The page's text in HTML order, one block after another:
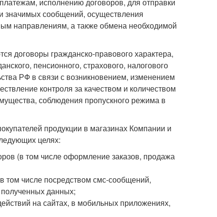
значимых сообщений, осуществления
направлениям, а также обмена необходимой
договоры гражданско-правового характера,
пенсионного, страхового, налогового
РФ в связи с возникновением, изменением
контроля за качеством и количеством
соблюдения пропускного режима в
продукции в магазинах Компании и
целях:
(в том числе оформление заказов, продажа
том числе посредством смс-сообщений,
данных;
на сайтах, в мобильных приложениях,